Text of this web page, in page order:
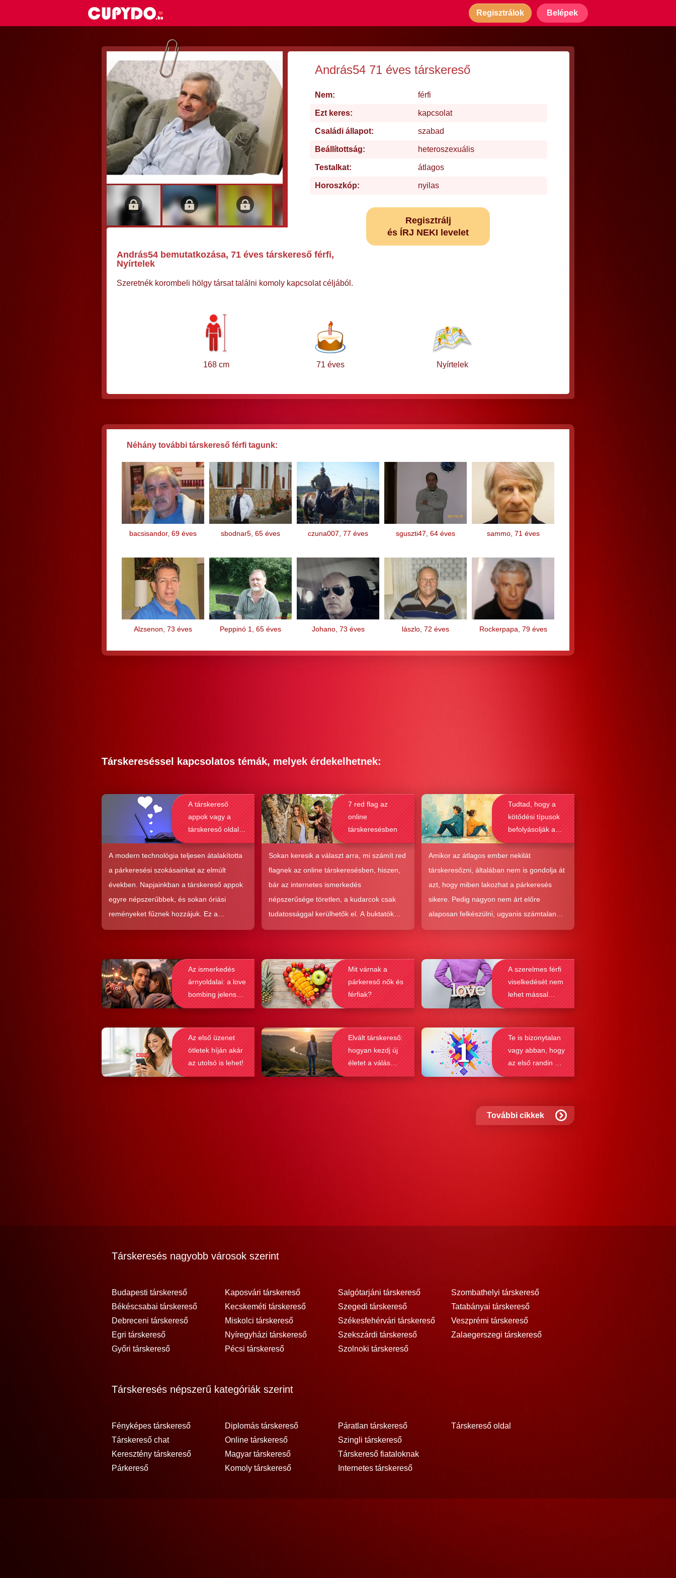
Regisztrálok Belépek
András54 71 éves társkereső
Nem: férfi
Ezt keres: kapcsolat
Családi állapot: szabad
Beállítottság: heteroszexuális
Testalkat: átlagos
Horoszkóp: nyilas
Regisztrálj
és ÍRJ NEKI levelet
András54 bemutatkozása, 71 éves társkereső férfi,
Nyírtelek
Szeretnék korombeli hölgy társat találni komoly kapcsolat céljából.
168 cm 71 éves Nyírtelek
Néhány további társkereső férfi tagunk:
bacsisandor, 69 éves sbodnar5, 65 éves czuna007, 77 éves sguszti47, 64 éves sammo, 71 éves
Alzsenon, 73 éves Peppinó 1, 65 éves Johano, 73 éves lászlo, 72 éves Rockerpapa, 79 éves
Társkereséssel kapcsolatos témák, melyek érdekelhetnek:
A társkereső
appok vagy a
társkereső oldalak
alkalmasabbak a
komoly kapcsolat
kialakításához?
A modern technológia teljesen átalakította
a párkeresési szokásainkat az elmúlt
években. Napjainkban a társkereső appok
egyre népszerűbbek, és sokan óriási
reményeket fűznek hozzájuk. Ez a
közkedveltség egyáltalán nem véletlen,
nagyon könnyen és gyorsan lehet sikereket
elérni a flörtölésben. A legfőbb kérdés
azonban az, hogy ezek az alkalmazások
valóban hozzásegítenek-e minket egy
7 red flag az
online
társkeresésben
Sokan keresik a választ arra, mi számít red
flagnek az online társkeresésben, hiszen,
bár az internetes ismerkedés
népszerűsége töretlen, a kudarcok csak
tudatossággal kerülhetők el. A buktatók
ellenére ez a társkeresési forma joggal
hatékonyság, amit ad, nehezen
felülmúlható.
Tudtad, hogy a
kötődési típusok
befolyásolják a
társkeresést is?
Amikor az átlagos ember nekilát
társkeresőzni, általában nem is gondolja át
azt, hogy miben lakozhat a párkeresés
sikere. Pedig nagyon nem árt előre
alaposan felkészülni, ugyanis számtalan
kudarctól képes megmenteni téged is az,
társkeresés működését, a párkapcsolatok
sikerének a receptjét, melyeket vizsgálva
bebizonyosodik, hogy a kötődési típusok
befolyásolják a társkeresést.
Az ismerkedés
árnyoldalai: a love
bombing jelenség
felismerése
Mit várnak a
párkereső nők és
férfiak?
A szerelmes férfi
viselkedését nem
lehet mással
összetéveszteni
Az első üzenet
ötletek híján akár
az utolsó is lehet!
Elvált társkereső:
hogyan kezdj új
életet a válás
után?
Te is bizonytalan
vagy abban, hogy
az első randin mit
szabad és mit
További cikkek
Társkeresés nagyobb városok szerint
Budapesti társkereső
Békéscsabai társkereső
Debreceni társkereső
Egri társkereső
Győri társkereső
Kaposvári társkereső
Kecskeméti társkereső
Miskolci társkereső
Nyíregyházi társkereső
Pécsi társkereső
Salgótarjáni társkereső
Szegedi társkereső
Székesfehérvári társkereső
Szekszárdi társkereső
Szolnoki társkereső
Szombathelyi társkereső
Tatabányai társkereső
Veszprémi társkereső
Zalaegerszegi társkereső
Társkeresés népszerű kategóriák szerint
Fényképes társkereső
Társkereső chat
Keresztény társkereső
Párkereső
Diplomás társkereső
Online társkereső
Magyar társkereső
Komoly társkereső
Páratlan társkereső
Szingli társkereső
Társkereső fiataloknak
Internetes társkereső
Társkereső oldal